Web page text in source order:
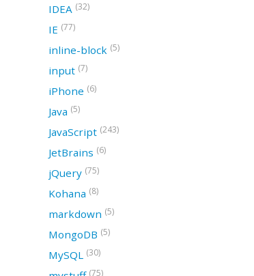
IDEA (32)
IE (77)
inline-block (5)
input (7)
iPhone (6)
Java (5)
JavaScript (243)
JetBrains (6)
jQuery (75)
Kohana (8)
markdown (5)
MongoDB (5)
MySQL (30)
(75)